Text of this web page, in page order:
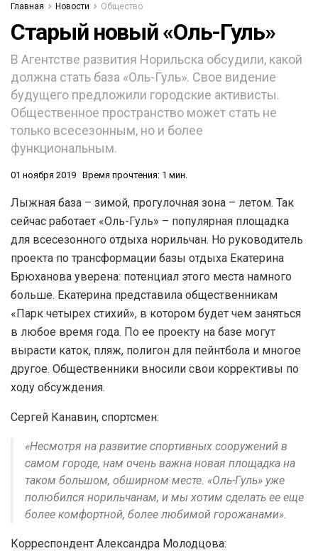
Главная Новости Общество
Старый новый «Оль-Гуль»
В Агентстве развития Норильска обсудили, какой
должна стать база «Оль-Гуль». Свое видение
будущего предложили городские активисты.
Общественное пространство может стать не
только всесезонным, но и более
функциональным.
01 ноября 2019 Время прочтения: 1 мин.
Лыжная база – зимой, прогулочная зона – летом. Так
сейчас работает «Оль-Гуль» – популярная площадка
для всесезонного отдыха норильчан. Но руководитель
проекта по трансформации базы отдыха Екатерина
Брюханова уверена: потенциал этого места намного
больше. Екатерина представила общественникам
«Парк четырех стихий», в котором будет чем заняться
в любое время года. По ее проекту на базе могут
вырасти каток, пляж, полигон для пейнтбола и многое
другое. Общественники вносили свои коррективы по
ходу обсуждения.
Сергей Канавин, спортсмен:
«Несмотря на развитие спортивных сооружений в
самом городе, нам очень важна новая площадка на
таком большом, обширном месте. «Оль-Гуль» уже
полюбился норильчанам, и мы хотим сделать ее еще
более комфортной, более любимой горожанами».
Корреспондент Александра Молодцова: